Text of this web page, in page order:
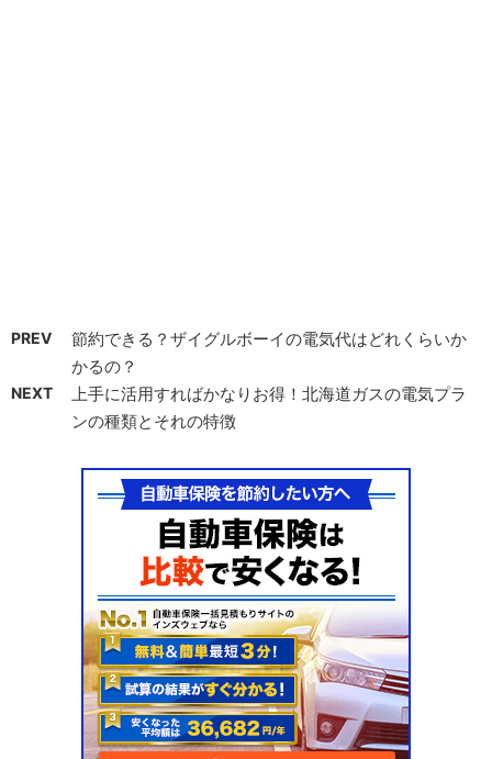
PREV
節約できる？ザイグルボーイの電気代はどれくらいか
かるの？
NEXT
上手に活用すればかなりお得！北海道ガスの電気プラ
ンの種類とそれの特徴